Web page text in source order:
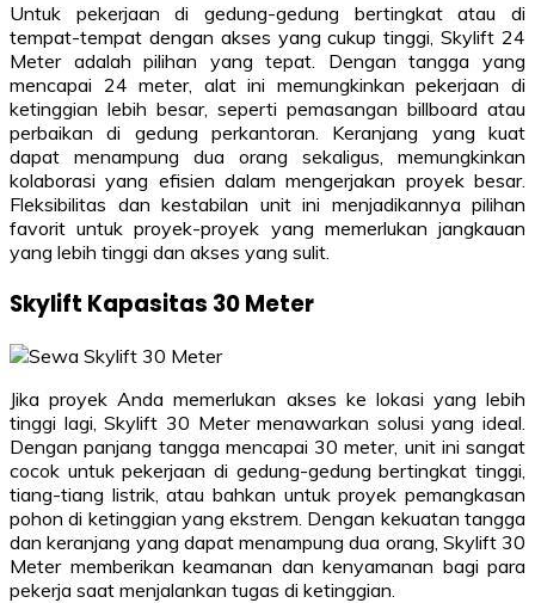
Untuk pekerjaan di gedung-gedung bertingkat atau di
tempat-tempat dengan akses yang cukup tinggi, Skylift 24
Meter adalah pilihan yang tepat. Dengan tangga yang
mencapai 24 meter, alat ini memungkinkan pekerjaan di
ketinggian lebih besar, seperti pemasangan billboard atau
perbaikan di gedung perkantoran. Keranjang yang kuat
dapat menampung dua orang sekaligus, memungkinkan
kolaborasi yang efisien dalam mengerjakan proyek besar.
Fleksibilitas dan kestabilan unit ini menjadikannya pilihan
favorit untuk proyek-proyek yang memerlukan jangkauan
yang lebih tinggi dan akses yang sulit.
Skylift Kapasitas 30 Meter
Jika proyek Anda memerlukan akses ke lokasi yang lebih
tinggi lagi, Skylift 30 Meter menawarkan solusi yang ideal.
Dengan panjang tangga mencapai 30 meter, unit ini sangat
cocok untuk pekerjaan di gedung-gedung bertingkat tinggi,
tiang-tiang listrik, atau bahkan untuk proyek pemangkasan
pohon di ketinggian yang ekstrem. Dengan kekuatan tangga
dan keranjang yang dapat menampung dua orang, Skylift 30
Meter memberikan keamanan dan kenyamanan bagi para
pekerja saat menjalankan tugas di ketinggian.